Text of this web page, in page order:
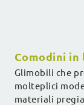
Comodini in
Glimobili che
molteplici
materiali